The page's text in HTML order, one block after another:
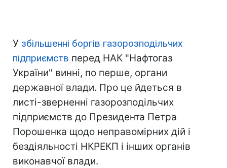
У збільшенні боргів газорозподільчих
підприємств перед НАК "Нафтогаз
України" винні, по перше, органи
державної влади. Про це йдеться в
листі-зверненні газорозподільчих
підприємств до Президента Петра
Порошенка щодо неправомірних дій і
бездіяльності НКРЕКП і інших органів
виконавчої влади.